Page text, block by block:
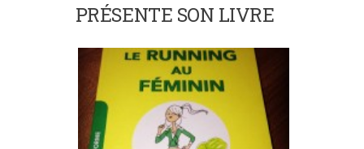
PRÉSENTE SON LIVRE